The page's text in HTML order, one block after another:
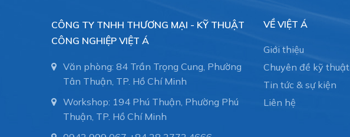
CÔNG TY TNHH THƯƠNG MẠI - KỸ THUẬT
CÔNG NGHIỆP VIỆT Á
Văn phòng: 84 Trần Trọng Cung, Phường
Tân Thuận, TP. Hồ Chí Minh
Workshop: 194 Phú Thuận, Phường Phú
Thuận, TP. Hồ Chí Minh
VỀ VIỆT Á
Giới thiệu
Chuyên đề kỹ thuật
Tin tức & sự kiện
Liên hệ